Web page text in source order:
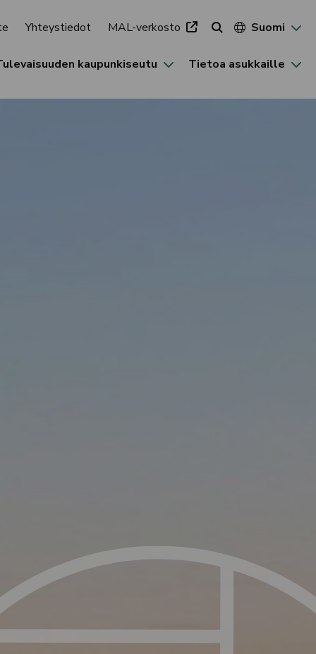
Yhteystiedot MAL-verkosto Suomi
kaupunkiseutu Tietoa asukkaille